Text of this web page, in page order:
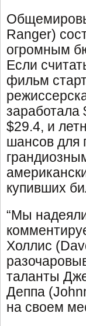
Ranger)
огромным
Если
фильм
заработала
$29.4, и
шансов для
купивших
“Мы
Холлис
таланты
Деппа
на своем